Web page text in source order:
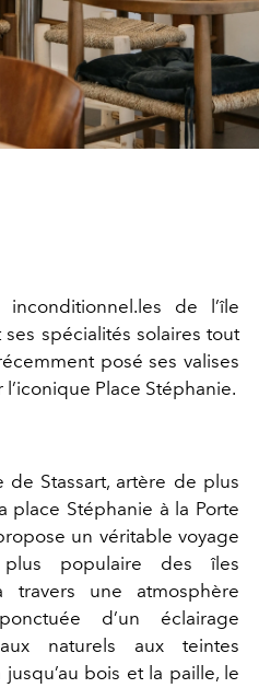
de l’île
ses spécialités solaires tout
posé ses valises
Place Stéphanie.
Stassart, artère de plus
place Stéphanie à la Porte
un véritable voyage
populaire des îles
travers une atmosphère
d’un éclairage
naturels aux teintes
bois et la paille, le